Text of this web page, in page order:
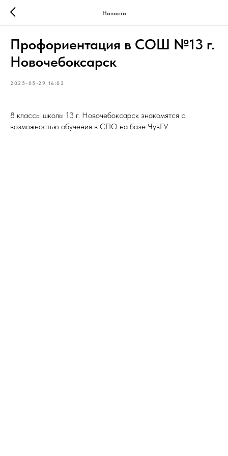
Новости
Профориентация в СОШ №13 г.
Новочебоксарск
2025-05-29 16:02
8 классы школы 13 г. Новочебоксарск знакомятся с
возможностью обучения в СПО на базе ЧувГУ